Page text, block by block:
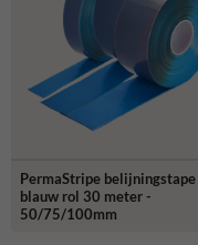
PermaStripe belijningstape
blauw rol 30 meter -
50/75/100mm